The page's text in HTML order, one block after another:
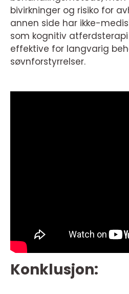
bivirkninger og risiko for
annen side har ikke-
som kognitiv
effektive for langvarig
søvnforstyrrelser.
Konklusjon: